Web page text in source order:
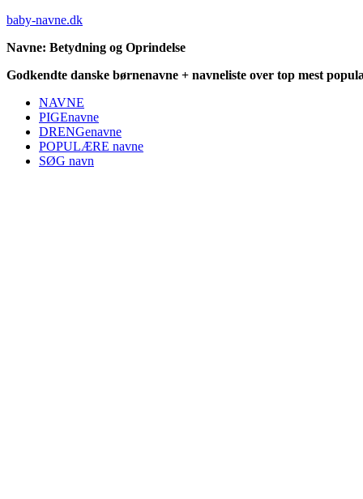
baby-navne.dk
Navne: Betydning og Oprindelse
Godkendte danske børnenavne + navneliste over top mest
NAVNE
PIGEnavne
DRENGenavne
POPULÆRE navne
SØG navn